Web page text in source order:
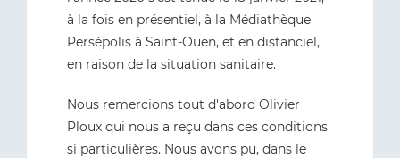
à la fois en présentiel, à la Médiathèque
Persépolis à Saint-Ouen, et en distanciel,
en raison de la situation sanitaire.
Nous remercions tout d'abord Olivier
Ploux qui nous a reçu dans ces conditions
si particulières. Nous avons pu, dans le